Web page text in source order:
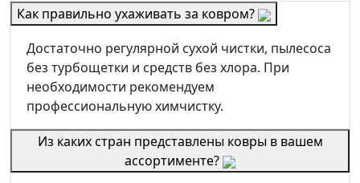
Как правильно ухаживать за ковром?
Достаточно регулярной сухой чистки, пылесоса
без турбощетки и средств без хлора. При
необходимости рекомендуем
профессиональную химчистку.
Из каких стран представлены ковры в вашем
ассортименте?